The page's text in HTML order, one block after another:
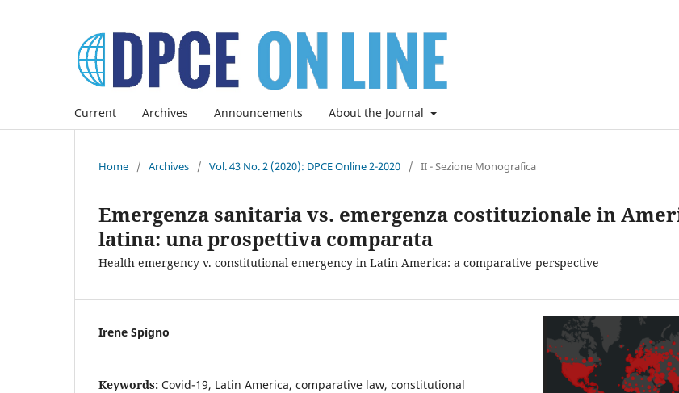
Current Archives Announcements About the Journal
Home / Archives / Vol. 43 No. 2 (2020): DPCE Online 2-2020 / II - Sezione Monografica
Emergenza sanitaria vs. emergenza costituzionale in
latina: una prospettiva comparata
Health emergency v. constitutional emergency in Latin America: a comparative perspective
Irene Spigno
Keywords: Covid-19, Latin America, comparative law, constitutional